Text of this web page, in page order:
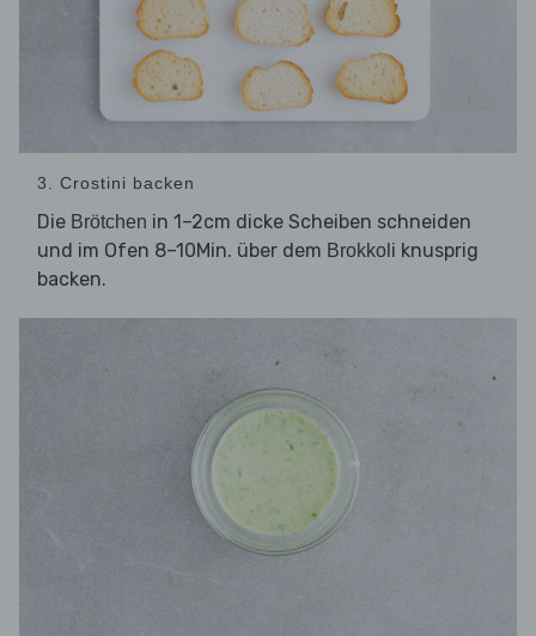
3. Crostini backen
Die Brötchen in 1–2cm dicke Scheiben schneiden
und im Ofen 8–10Min. über dem Brokkoli knusprig
backen.